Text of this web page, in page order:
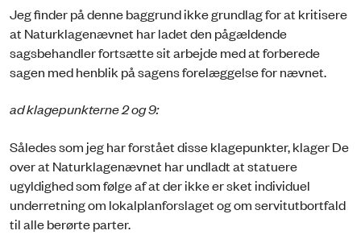
Jeg finder på denne baggrund ikke grundlag for at kritisere
at Naturklagenævnet har ladet den pågældende
sagsbehandler fortsætte sit arbejde med at forberede
sagen med henblik på sagens forelæggelse for nævnet.
ad klagepunkterne 2 og 9:
Således som jeg har forstået disse klagepunkter, klager De
over at Naturklagenævnet har undladt at statuere
ugyldighed som følge af at der ikke er sket individuel
underretning om lokalplanforslaget og om servitutbortfald
til alle berørte parter.